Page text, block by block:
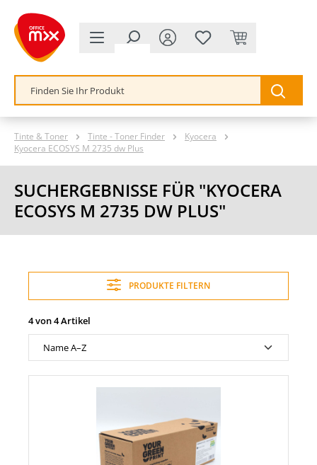
springen
Tinte & Toner Tinte - Toner Finder
Kyocera
Kyocera ECOSYS M 2735 dw Plus
SUCHERGEBNISSE FÜR "KYOCERA
ECOSYS M 2735 DW PLUS"
PRODUKTE FILTERN
4 von 4 Artikel